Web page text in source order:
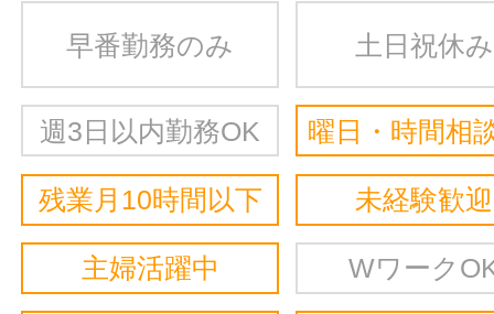
早番勤務のみ 土日祝休み
週3日以内勤務OK 曜日・時間相
残業月10時間以下 未経験歓迎
主婦活躍中 Wワーク